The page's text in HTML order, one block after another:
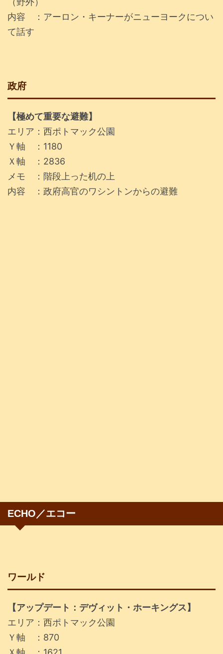
内容 ：アーロン・キーナーがニューヨークについ
て話す
政府
【極めて重要な避難】
エリア：西ポトマック公園
Ｙ軸 ：1180
Ｘ軸 ：2836
メモ ：階段上った机の上
内容 ：政府高官のワシントンからの避難
ECHO／エコー
ワールド
【アップデート：デヴィット・ホーキングス】
エリア：西ポトマック公園
Ｙ軸 ：870